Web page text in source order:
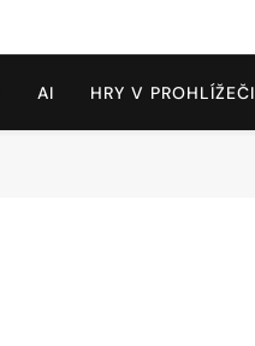
AI HRY V PROHLÍŽEČI